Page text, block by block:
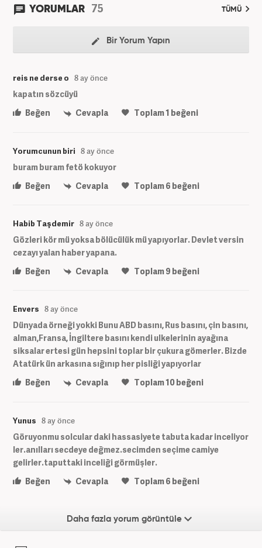
YORUMLAR 75 TÜMÜ
Bir Yorum Yapın
reis ne derse o 8 ay önce
kapatın sözcüyü
Beğen
Cevapla Toplam1 beğeni
Yorumcunun biri 8 ay önce
buram buram fetö kokuyor
Beğen
Cevapla Toplam6 beğeni
Habib Taşdemir 8 ay önce
Gözleri kör mü yoksa bölücülük mü yapıyorlar. Devlet versin
cezayı yalan haber yapana.
Beğen
Cevapla Toplam9 beğeni
Envers 8 ay önce
Dünyada örneği yokki Bunu ABD basını, Rus basını, çin basını,
alman,Fransa, İngiltere basını kendi ulkelerinin ayağına
siksalar ertesi gün hepsini toplar bir çukura gömerler. Bizde
Atatürk ün arkasına sığınıp her pisliği yapıyorlar
Beğen
Cevapla Toplam10beğeni
Yunus 8 ay önce
Göruyonmu solcular daki hassasiyete tabuta kadar inceliyor
ler.anılları secdeye değmez.secimden seçime camiye
gelirler.taputtaki inceliği görmüşler.
Beğen
Cevapla Toplam6 beğeni
Daha fazla yorum görüntüle